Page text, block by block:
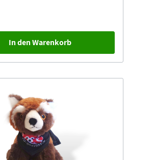
In den Warenkorb